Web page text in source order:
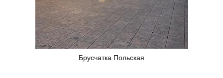
Брусчатка Польская